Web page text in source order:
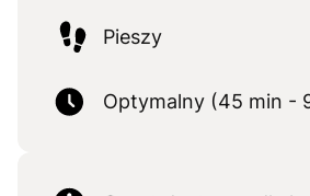
Pieszy
Optymalny (45 min -